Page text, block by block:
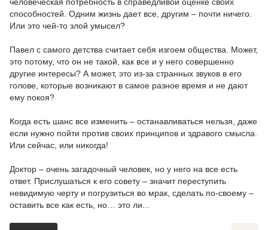
способностей. Одним жизнь дает все, другим – почти ничего.
Или это чей-то злой умысел?
Павел с самого детства считает себя изгоем общества. Может,
это потому, что он не такой, как все и у него совершенно
другие интересы? А может, это из-за странных звуков в его
голове, которые возникают в самое разное время и не дают
ему покоя?
Когда есть шанс все изменить – останавливаться нельзя, даже
если нужно пойти против своих принципов и здравого смысла.
Или сейчас, или никогда!
Доктор – очень загадочный человек, но у него на все есть
ответ. Прислушаться к его совету – значит переступить
невидимую черту и погрузиться во мрак, сделать по-своему –
оставить все как есть, но… это ли...